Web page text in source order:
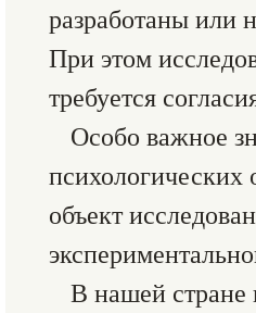
разработаны или
При этом
требуется
Особо важное
психологических
объект
В нашей стране